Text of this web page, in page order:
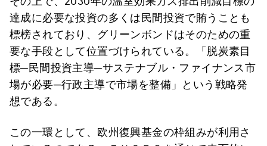
達成に必要な投資の多くは民間投資で賄うことも
標榜されており、グリーンボンドはそのための重
要な手段として位置づけられている。「脱炭素目
標─民間投資主導─サステナブル・ファイナンス市
場が必要─行政主導で市場を整備」という戦略発
想である。
この一環として、欧州復興基金の枠組みが利用さ